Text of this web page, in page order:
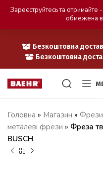
Безкоштовна
Безкоштовна
Головна » Магазин »
металеві фрези » Фреза
BUSCH
Зареєструйтесь та
обмежена в